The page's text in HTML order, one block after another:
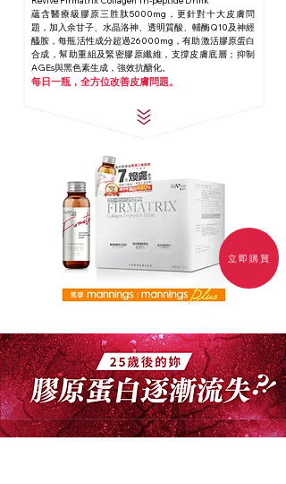
立即購買
蘊含醫療級膠原三胜肽5000mg，更針對十大皮膚問
題， 加入余甘子、水晶洛神、透明質酸、輔酶Q10及神經
醯胺，每瓶活性成分超過26000mg，有助激活膠原蛋白
合成，幫助重組及緊密膠原纖維，支撐皮膚底層；抑制
AGEs與黑色素生成，強效抗醣化。
每日一瓶，全方位改善皮膚問題。